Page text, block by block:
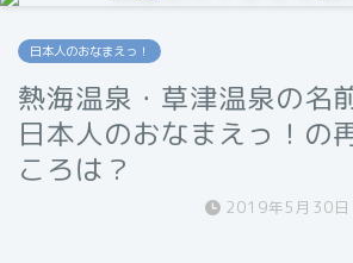
日本人のおなまえっ！
熱海温泉・草津温泉の名
日本人のおなまえっ！の
ころは？
2019年5月30日